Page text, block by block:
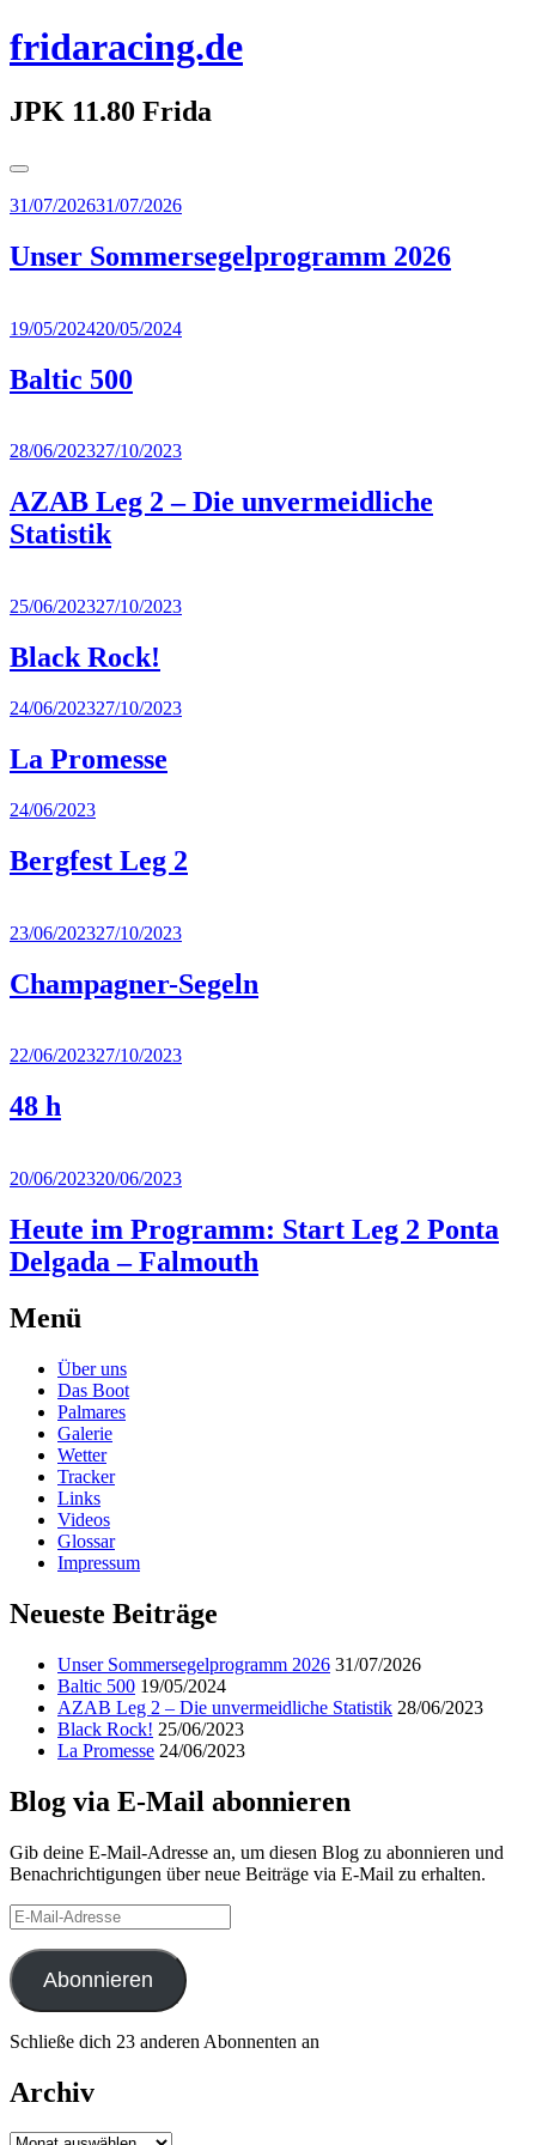
Zum
Inhalt
fridaracing.de
JPK 11.80 Frida
Seitenleiste
31/07/202631/07/2026
Unser Sommersegelprogramm 2026
→
19/05/202420/05/2024
Baltic 500
→
28/06/202327/10/2023
AZAB Leg 2 – Die unvermeidliche
Statistik
→
25/06/202327/10/2023
Black Rock!
Weiterlesen
24/06/202327/10/2023
La Promesse
Weiterlesen
24/06/2023
Bergfest Leg 2
→
23/06/202327/10/2023
Champagner-Segeln
→
22/06/202327/10/2023
48 h
→
20/06/202320/06/2023
Heute im Programm: Start Leg 2 Ponta
Delgada – Falmouth
Weiterlesen
→
Beiträge-
←
Ältere
Beiträge
Menü
Über uns
Das Boot
Palmares
Galerie
Wetter
Tracker
Links
Videos
Glossar
Impressum
Neueste Beiträge
Unser Sommersegelprogramm 2026 31/07/2026
Baltic 500 19/05/2024
AZAB Leg 2 – Die unvermeidliche Statistik 28/06/2023
Black Rock! 25/06/2023
La Promesse 24/06/2023
Blog via E-Mail abonnieren
Gib deine E-Mail-Adresse an, um diesen Blog zu abonnieren und
Benachrichtigungen über neue Beiträge via E-Mail zu erhalten.
E-
Mail-
Adresse
Abonnieren
Schließe dich 23 anderen Abonnenten an
Archiv